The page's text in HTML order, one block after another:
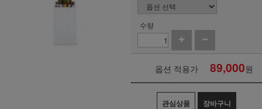
수량
옵션 적용가 89,000원
관심상품 장바구니